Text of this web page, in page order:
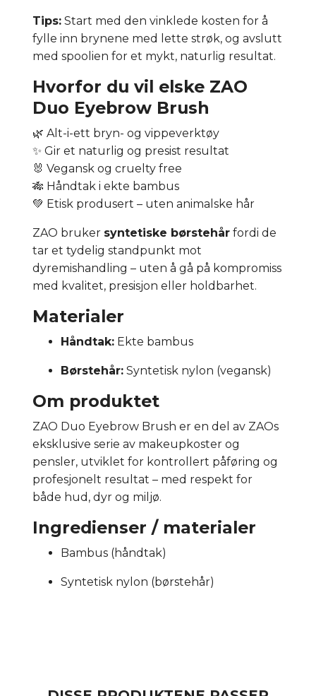
Tips: Start med den vinklede kosten for å
fylle inn brynene med lette strøk, og avslutt
med spoolien for et mykt, naturlig resultat.
Hvorfor du vil elske ZAO
Duo Eyebrow Brush
🌿 Alt-i-ett bryn- og vippeverktøy
✨ Gir et naturlig og presist resultat
🐰 Vegansk og cruelty free
🎋 Håndtak i ekte bambus
💚 Etisk produsert – uten animalske hår
ZAO bruker syntetiske børstehår fordi de
tar et tydelig standpunkt mot
dyremishandling – uten å gå på kompromiss
med kvalitet, presisjon eller holdbarhet.
Materialer
Håndtak: Ekte bambus
Børstehår: Syntetisk nylon (vegansk)
Om produktet
ZAO Duo Eyebrow Brush er en del av ZAOs
eksklusive serie av makeupkoster og
pensler, utviklet for kontrollert påføring og
profesjonelt resultat – med respekt for
både hud, dyr og miljø.
Ingredienser / materialer
Bambus (håndtak)
Syntetisk nylon (børstehår)